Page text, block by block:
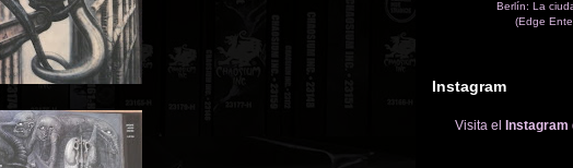
Berlín: La
(Edge
Instagram
Visita el Instagram